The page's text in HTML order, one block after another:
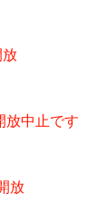
放中止です
放